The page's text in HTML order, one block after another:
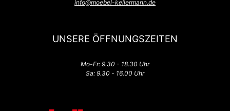
info@moebel-kellermann.de
UNSERE ÖFFNUNGSZEITEN
Mo-Fr: 9.30 - 18.30 Uhr
Sa: 9.30 - 16.00 Uhr